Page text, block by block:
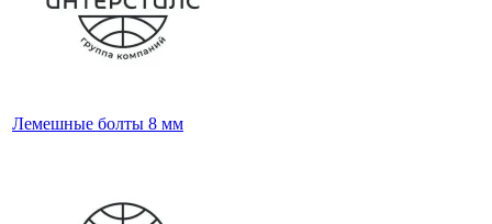
Лемешные болты 8 мм